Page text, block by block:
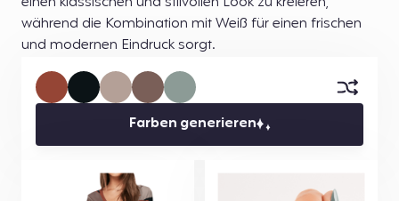
während die Kombination mit Weiß für einen frischen
und modernen Eindruck sorgt.
Farben generieren